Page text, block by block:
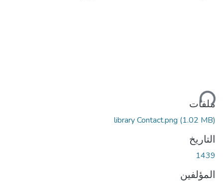
ملفات
library Contact.png (1.02 MB)
التاريخ
1439
المؤلفين